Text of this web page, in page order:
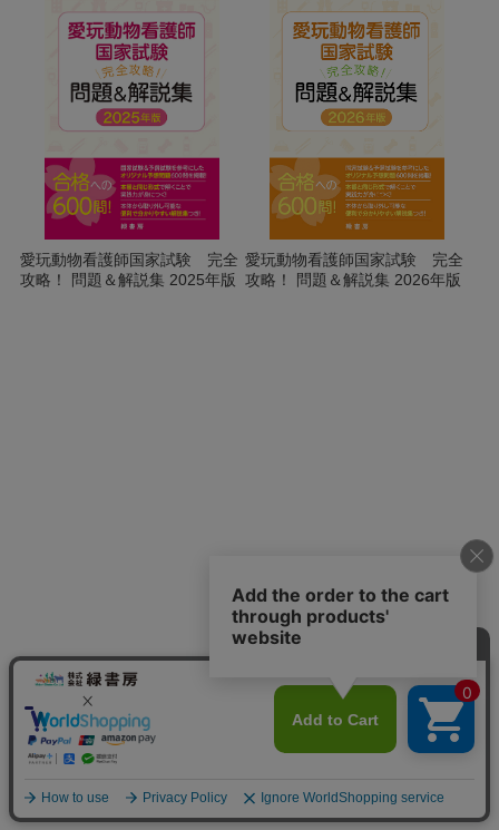
愛玩動物看護師国家試験 完全
攻略！ 問題＆解説集 2025年版
愛玩動物看護師国家試験 完全
攻略！ 問題＆解説集 2026年版